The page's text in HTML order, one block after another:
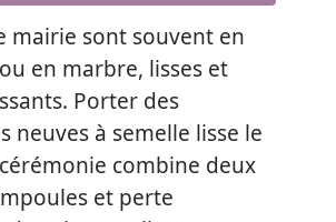
mairie sont souvent en
en marbre, lisses et
Porter des
neuves à semelle lisse le
combine deux
et perte